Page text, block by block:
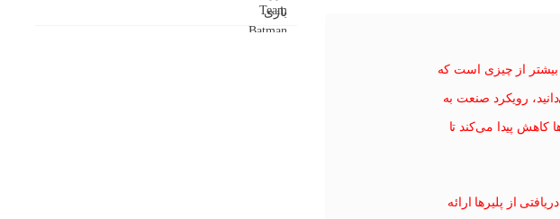
از چیزی است که
رویکرد صنعت به
کاهش پیدا می‌کند تا
از پلیرها ارائه